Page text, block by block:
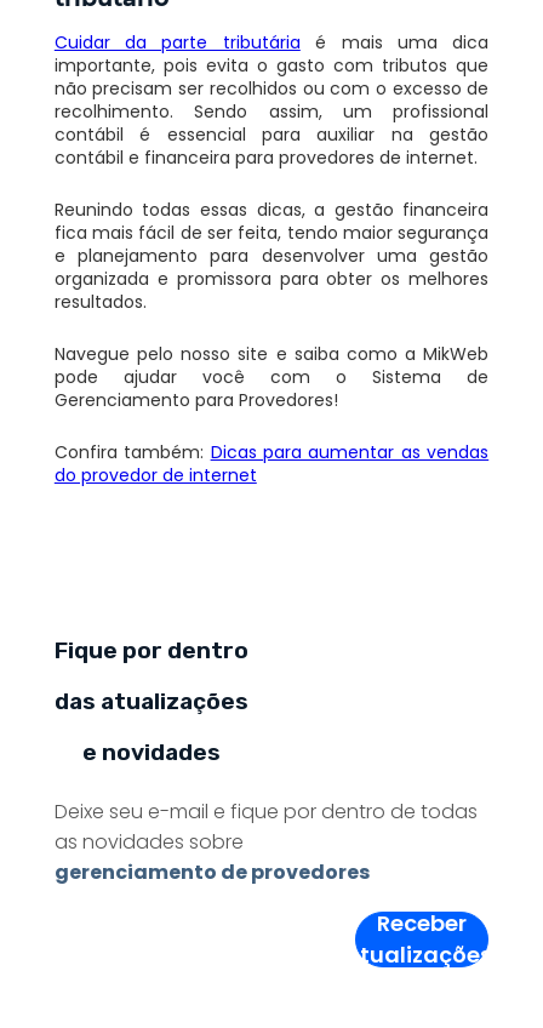
Cuidar da parte tributária é mais uma dica
importante, pois evita o gasto com tributos que
não precisam ser recolhidos ou com o excesso de
recolhimento. Sendo assim, um profissional
contábil é essencial para auxiliar na gestão
contábil e financeira para provedores de internet.
Reunindo todas essas dicas, a gestão financeira
fica mais fácil de ser feita, tendo maior segurança
e planejamento para desenvolver uma gestão
organizada e promissora para obter os melhores
resultados.
Navegue pelo nosso site e saiba como a MikWeb
pode ajudar você com o Sistema de
Gerenciamento para Provedores!
Confira também: Dicas para aumentar as vendas
do provedor de internet
Fique por dentro
das atualizações
e novidades
Deixe seu e-mail e fique por dentro de todas
as novidades sobre
gerenciamento de provedores
Receber
Atualizações!